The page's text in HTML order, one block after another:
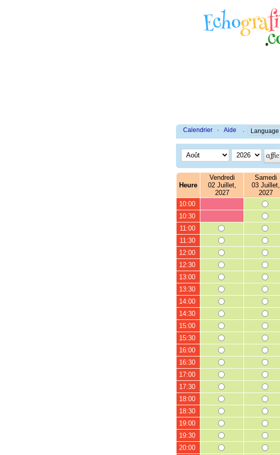
Calendrier · Aide ·
Heure
Vendredi
02 Juillet,
2027
Samedi
03 Juillet,
2027
10:00
10:30
11:00
11:30
12:00
12:30
13:00
13:30
14:00
14:30
15:00
15:30
16:00
16:30
17:00
17:30
18:00
18:30
19:00
19:30
20:00